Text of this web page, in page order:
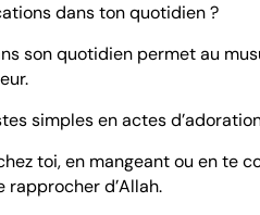
dans ton quotidien ?
son quotidien permet au
simples en actes
toi, en mangeant ou en te
d’Allah.